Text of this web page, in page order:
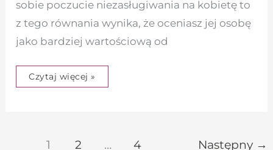
sobie poczucie niezasługiwania na kobietę to
z tego równania wynika, że oceniasz jej osobę
jako bardziej wartościową od
Czytaj więcej »
1 2 … 4 Następny →